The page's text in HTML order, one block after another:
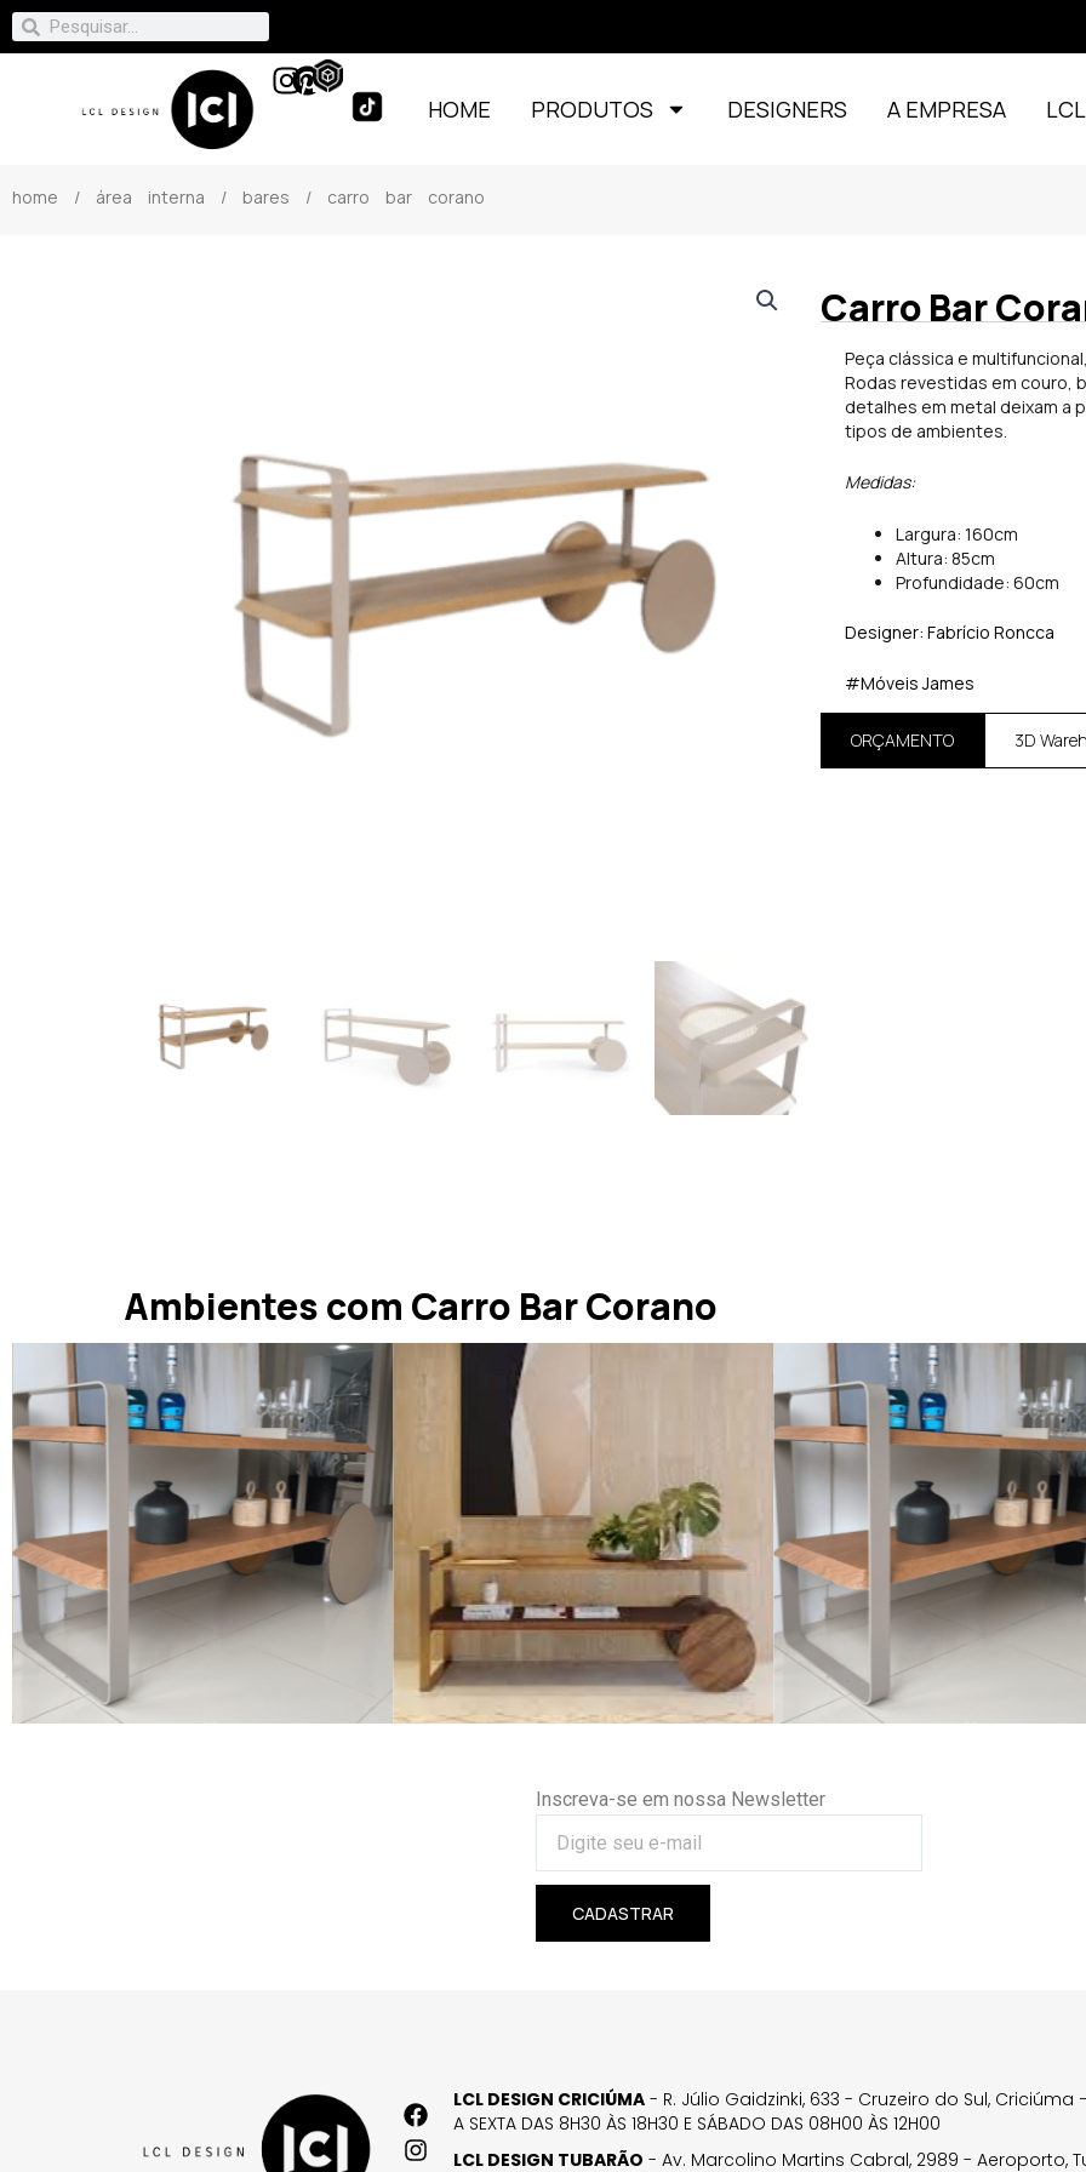
HOME PRODUTOS DESIGNERS A EMPRESA
home / área interna / bares / carro bar corano
Carro Bar
Peça clássica e
Rodas revestidas em couro,
detalhes em metal deixam a
tipos de ambientes.
Medidas:
Largura: 160cm
Altura: 85cm
Profundidade: 60cm
Designer: Fabrício Roncca
#Móveis James
ORÇAMENTO 3D
Ambientes com Carro Bar Corano
Inscreva-se em nossa Newsletter
CADASTRAR
LCL DESIGN CRICIÚMA - R. Júlio Gaidzinki, 633 - Cruzeiro do Sul, Criciúma
A SEXTA DAS 8H30 ÀS 18H30 E SÁBADO DAS 08H00 ÀS 12H00
LCL DESIGN TUBARÃO - Av. Marcolino Martins Cabral, 2989 - Aeroporto,